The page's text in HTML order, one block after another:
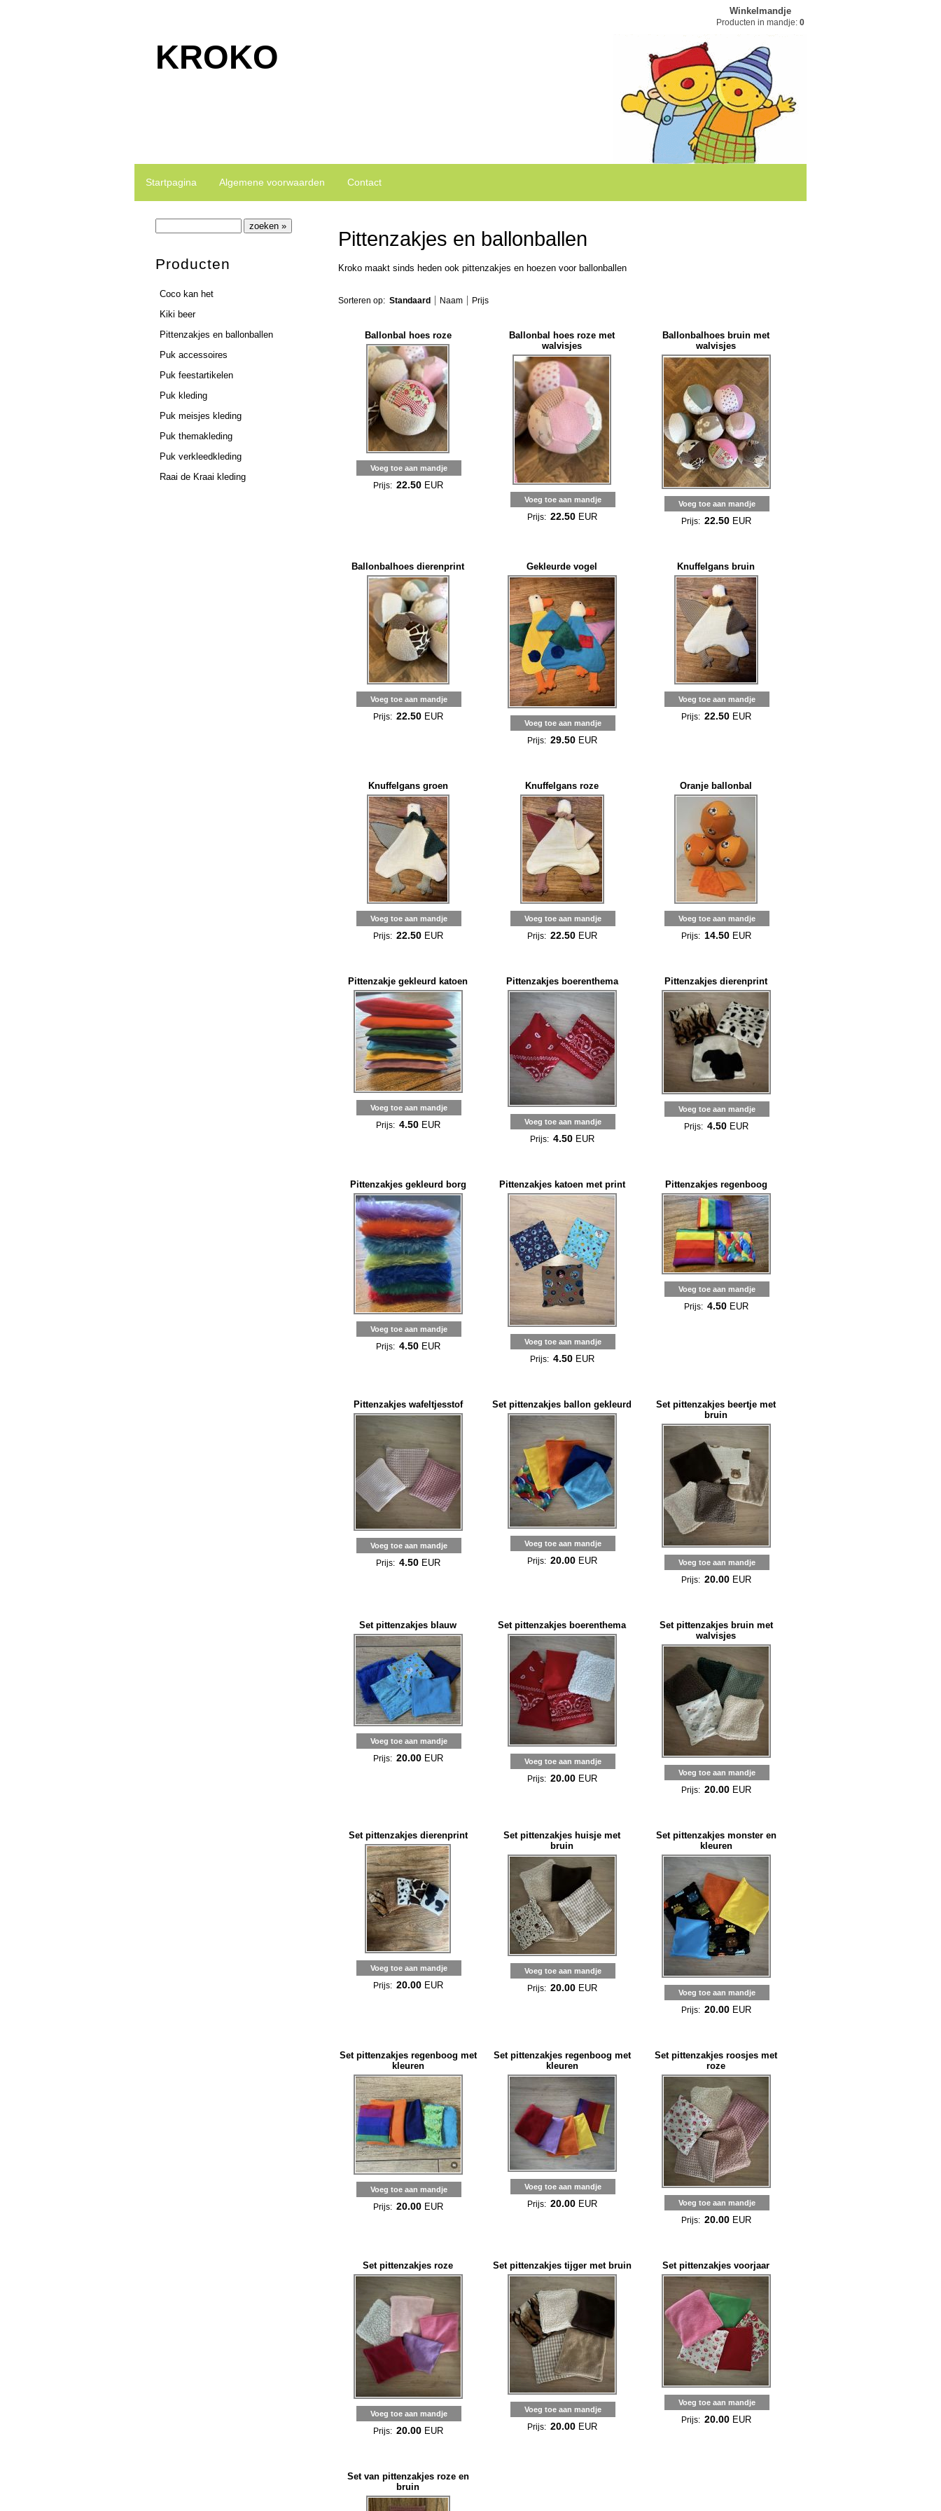
Winkelmandje
Producten in mandje: 0
KROKO
Startpagina Algemene voorwaarden Contact
Producten
Coco kan het
Kiki beer
Pittenzakjes en ballonballen
Puk accessoires
Puk feestartikelen
Puk kleding
Puk meisjes kleding
Puk themakleding
Puk verkleedkleding
Raai de Kraai kleding
Pittenzakjes en ballonballen
Kroko maakt sinds heden ook pittenzakjes en hoezen voor ballonballen
Sorteren op: Standaard Naam Prijs
Ballonbal hoes roze
Voeg toe aan mandje
Prijs: 22.50 EUR
Ballonbal hoes roze met
walvisjes
Voeg toe aan mandje
Prijs: 22.50 EUR
Ballonbalhoes bruin met
walvisjes
Voeg toe aan mandje
Prijs: 22.50 EUR
Ballonbalhoes dierenprint
Voeg toe aan mandje
Prijs: 22.50 EUR
Gekleurde vogel
Voeg toe aan mandje
Prijs: 29.50 EUR
Knuffelgans bruin
Voeg toe aan mandje
Prijs: 22.50 EUR
Knuffelgans groen
Voeg toe aan mandje
Prijs: 22.50 EUR
Knuffelgans roze
Voeg toe aan mandje
Prijs: 22.50 EUR
Oranje ballonbal
Voeg toe aan mandje
Prijs: 14.50 EUR
Pittenzakje gekleurd katoen
Voeg toe aan mandje
Prijs: 4.50 EUR
Pittenzakjes boerenthema
Voeg toe aan mandje
Prijs: 4.50 EUR
Pittenzakjes dierenprint
Voeg toe aan mandje
Prijs: 4.50 EUR
Pittenzakjes gekleurd borg
Voeg toe aan mandje
Prijs: 4.50 EUR
Pittenzakjes katoen met print
Voeg toe aan mandje
Prijs: 4.50 EUR
Pittenzakjes regenboog
Voeg toe aan mandje
Prijs: 4.50 EUR
Pittenzakjes wafeltjesstof
Voeg toe aan mandje
Prijs: 4.50 EUR
Set pittenzakjes ballon gekleurd
Voeg toe aan mandje
Prijs: 20.00 EUR
Set pittenzakjes beertje met
bruin
Voeg toe aan mandje
Prijs: 20.00 EUR
Set pittenzakjes blauw
Voeg toe aan mandje
Prijs: 20.00 EUR
Set pittenzakjes boerenthema
Voeg toe aan mandje
Prijs: 20.00 EUR
Set pittenzakjes bruin met
walvisjes
Voeg toe aan mandje
Prijs: 20.00 EUR
Set pittenzakjes dierenprint
Voeg toe aan mandje
Prijs: 20.00 EUR
Set pittenzakjes huisje met
bruin
Voeg toe aan mandje
Prijs: 20.00 EUR
Set pittenzakjes monster en
kleuren
Voeg toe aan mandje
Prijs: 20.00 EUR
Set pittenzakjes regenboog met
kleuren
Voeg toe aan mandje
Prijs: 20.00 EUR
Set pittenzakjes regenboog met
kleuren
Voeg toe aan mandje
Prijs: 20.00 EUR
Set pittenzakjes roosjes met
roze
Voeg toe aan mandje
Prijs: 20.00 EUR
Set pittenzakjes roze
Voeg toe aan mandje
Prijs: 20.00 EUR
Set pittenzakjes tijger met bruin
Voeg toe aan mandje
Prijs: 20.00 EUR
Set pittenzakjes voorjaar
Voeg toe aan mandje
Prijs: 20.00 EUR
Set van pittenzakjes roze en
bruin